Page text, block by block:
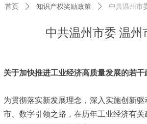
中共温州市委 温
首页 ꄲ 知识产权奖励政策 ꄲ 中共温州市
关于加快推进工业经济高质量发展的若干
为贯彻落实新发展理念，深入实施创新
市、数字引领之路，在历年工业经济有